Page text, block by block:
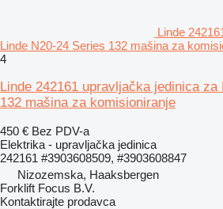
Linde
Linde N20-24 Series 132 mašina za
4
Linde 242161 upravljačka jedinica za
132 mašina za komisioniranje
450 € Bez PDV-a
Elektrika - upravljačka jedinica
242161 #3903608509, #3903608847
Nizozemska, Haaksbergen
Forklift Focus B.V.
Kontaktirajte prodavca